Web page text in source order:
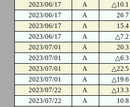
2023/06/17
A △10.1
2023/06/17
A 26.7
2023/06/17
A 15.4
2023/06/17
A △7.2
2023/07/01
A 20.3
2023/07/01
A △6.3
2023/07/01
A △22.5
2023/07/01
A △19.6
2023/07/22
A △13.3
2023/07/22
A 10.8